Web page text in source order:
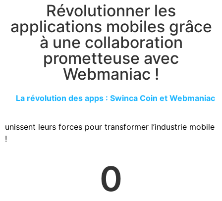
Révolutionner les
applications mobiles grâce
à une collaboration
prometteuse avec
Webmaniac !
La révolution des apps : Swinca Coin et Webmaniac
unissent leurs forces pour transformer l’industrie mobile
!
0